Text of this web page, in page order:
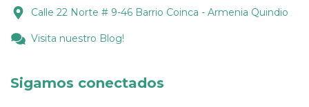
Calle 22 Norte # 9-46 Barrio Coinca - Armenia Quindio
Visita nuestro Blog!
Sigamos conectados